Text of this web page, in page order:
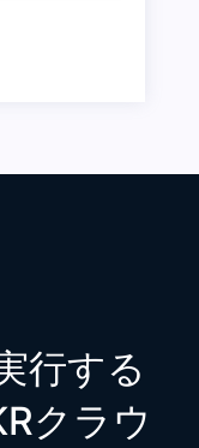
行する
クラウ